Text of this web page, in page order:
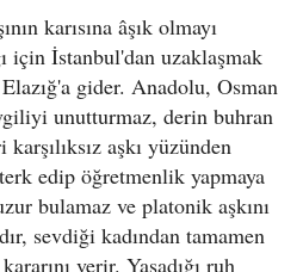
karısına âşık olmayı
için İstanbul'dan uzaklaşmak
gider. Anadolu, Osman
unutturmaz, derin buhran
aşkı yüzünden
edip öğretmenlik yapmaya
bulamaz ve platonik aşkını
sevdiği kadından tamamen
verir. Yaşadığı ruh